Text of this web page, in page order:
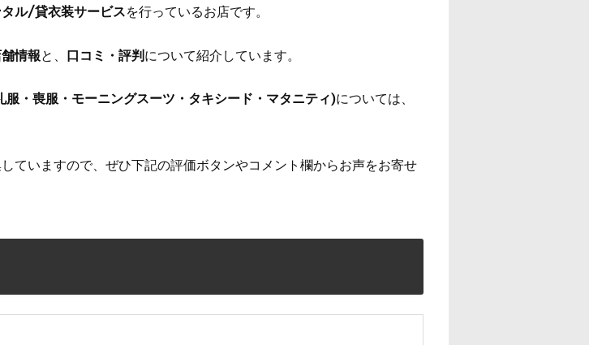
ル/貸衣装サービスを行っているお店です。
情報と、 口コミ・評判について紹介しています。
服・喪服・モーニングスーツ・タキシード・マタニティ)については、
ていますので、ぜひ下記の評価ボタンやコメント欄からお声をお寄せ